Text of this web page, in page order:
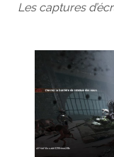
Les captures